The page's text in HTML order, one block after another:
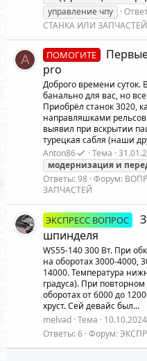
управление чпу
СТАНКА ИЛИ ЗАПЧАСТЕЙ
A ПОМОГИТЕ
pro
Доброго времени суток.
банально для вас, но
Приобрёл станок 3020,
направляшками
выявил при вскрытии
турецкая сабля (наши
Anton86
Тема
модернизация и
Ответы: 98 Форум:
ЗАПЧАСТЕЙ
ЭКСПРЕСС ВОПРОС
шпинделя
WS55-140 300 Вт. При
на оборотах 3000-4000,
14000. Температура
градуса). При
оборотах от 6000 до
хруст. Сей девайс был...
melvad Тема 10.10.2024
Ответы: 6 Форум: